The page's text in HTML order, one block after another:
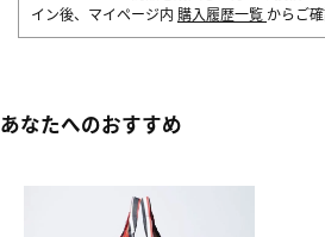
イン後、マイページ内 購入履歴一覧 からご
あなたへのおすすめ